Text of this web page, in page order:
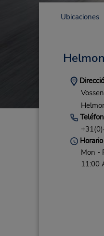
Ubicaciones
Horario
Mon -
11:00